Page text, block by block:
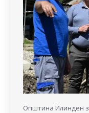
Општина Илинден